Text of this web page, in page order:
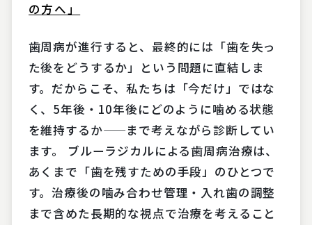
の方へ」
歯周病が進行すると、最終的には「歯を失っ
た後をどうするか」という問題に直結しま
す。だからこそ、私たちは「今だけ」ではな
く、5年後・10年後にどのように噛める状態
を維持するか——まで考えながら診断してい
ます。 ブルーラジカルによる歯周病治療は、
あくまで「歯を残すための手段」のひとつで
す。治療後の噛み合わせ管理・入れ歯の調整
まで含めた長期的な視点で治療を考えること